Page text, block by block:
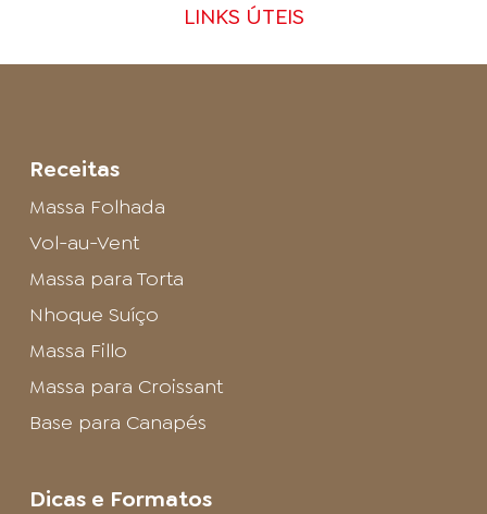
LINKS ÚTEIS
Receitas
Massa Folhada
Vol-au-Vent
Massa para Torta
Nhoque Suíço
Massa Fillo
Massa para Croissant
Base para Canapés
Dicas e Formatos